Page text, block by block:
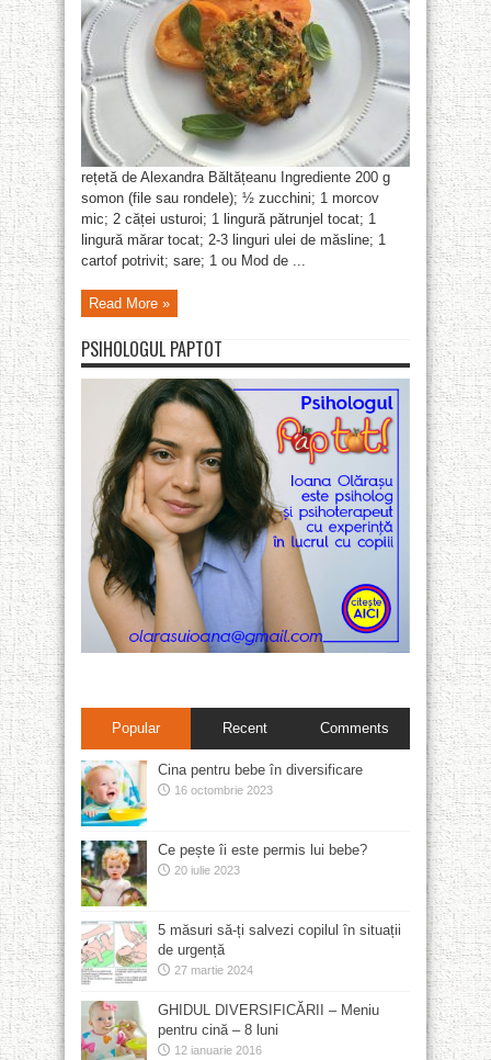
rețetă de Alexandra Băltățeanu Ingrediente 200 g
somon (file sau rondele); ½ zucchini; 1 morcov
mic; 2 căței usturoi; 1 lingură pătrunjel tocat; 1
lingură mărar tocat; 2-3 linguri ulei de măsline; 1
cartof potrivit; sare; 1 ou Mod de ...
Read More »
PSIHOLOGUL PAPTOT
Popular Recent Comments
Cina pentru bebe în diversificare
16 octombrie 2023
Ce pește îi este permis lui bebe?
20 iulie 2023
5 măsuri să-ți salvezi copilul în situații
de urgență
27 martie 2024
GHIDUL DIVERSIFICĂRII – Meniu
pentru cină – 8 luni
12 ianuarie 2016